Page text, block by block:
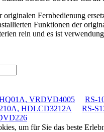
Fernbedienung
Funktionen der
rein und es ist
VRDVD4005
RS-
HDLCD3212A RS-
um für Sie das beste